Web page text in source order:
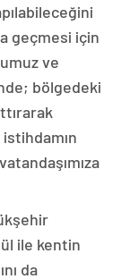
geçmesi için
ve
bölgedeki
ile kentin
da